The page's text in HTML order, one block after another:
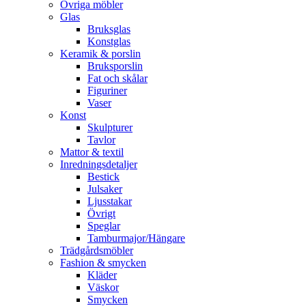
Övriga möbler
Glas
Bruksglas
Konstglas
Keramik & porslin
Bruksporslin
Fat och skålar
Figuriner
Vaser
Konst
Skulpturer
Tavlor
Mattor & textil
Inredningsdetaljer
Bestick
Julsaker
Ljusstakar
Övrigt
Speglar
Tamburmajor/Hängare
Trädgårdsmöbler
Fashion & smycken
Kläder
Väskor
Smycken